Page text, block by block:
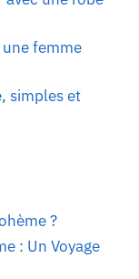
femme
simples et
?
: Un Voyage